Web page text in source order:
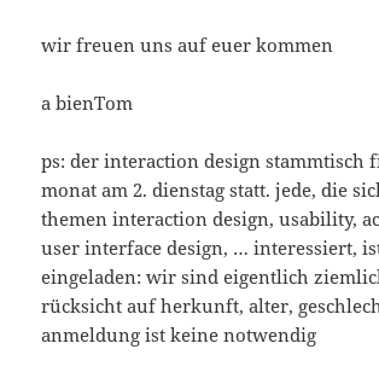
wir freuen uns auf euer kommen
a bienTom
ps: der interaction design stammtisch
monat am 2. dienstag statt. jede, die
themen interaction design, usability,
user interface design, … interessiert,
eingeladen: wir sind eigentlich
rücksicht auf herkunft, alter,
anmeldung ist keine notwendig